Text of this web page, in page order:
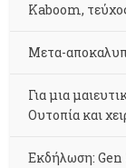
Kaboom,
Μετα-
Για μια
Ουτοπία και
Εκδήλωση: